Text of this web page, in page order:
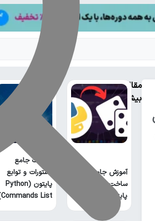
مقالات
بیشتر
آموزش جامع
ساخت بازی منچ با
پایتون
فهرست جامع
دستورات و توابع
پایتون (Python
Commands List)